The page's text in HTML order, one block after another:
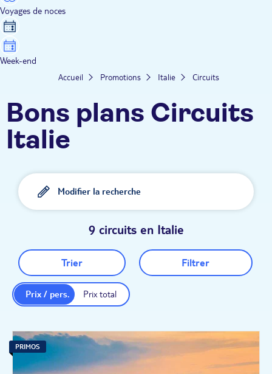
Voyages de noces
Week-end
Accueil Promotions Italie Circuits
Bons plans Circuits
Italie
Modifier la recherche
9 circuits en Italie
Trier Filtrer
Prix total
Prix / pers.
PRIMOS